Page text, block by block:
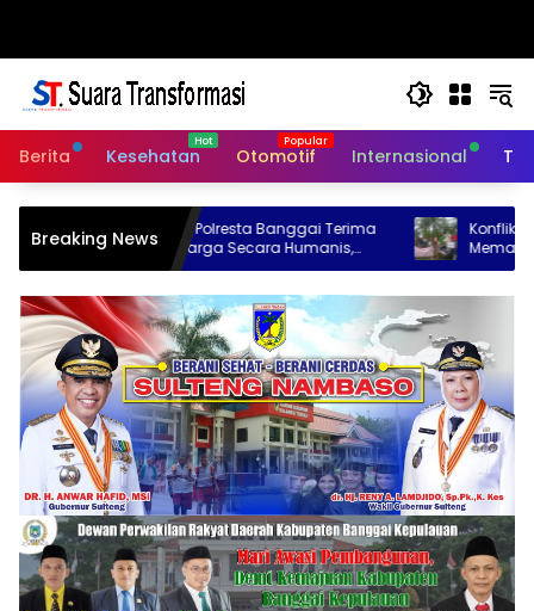
Berita Kesehatan Otomotif Internasional
Breaking News
Kasat Reskrim Polresta Banggai Terima
Kunjungan Warga Secara Humanis,
Janji Tangani Kasus Konflik PT KLS
Konflik Agraria
Memanas,
Toili Kembali